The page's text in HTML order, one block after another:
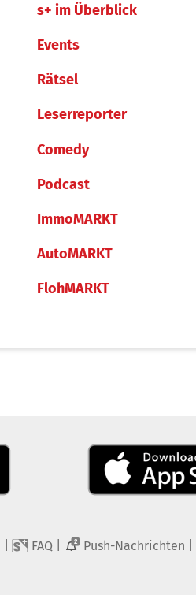
s+ im Überblick
Events
Rätsel
Leserreporter
Comedy
Podcast
ImmoMARKT
AutoMARKT
FlohMARKT
FAQ 2 Push-Nachrichten